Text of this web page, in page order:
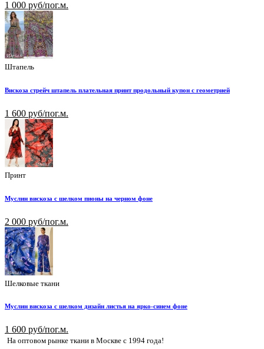
1 000 руб/пог.м.
Штапель
Вискоза стрейч штапель плательная принт продольный купон с геометрией
1 600 руб/пог.м.
Принт
Муслин вискоза с шелком пионы на черном фоне
2 000 руб/пог.м.
Шелковые ткани
Муслин вискоза с шелком дизайн листья на ярко-синем фоне
1 600 руб/пог.м.
На оптовом рынке ткани в Москве с 1994 года!